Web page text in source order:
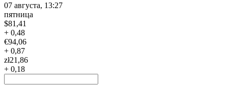
07 августа, 13:27
пятница
$81,41
+ 0,48
€94,06
+ 0,87
zł21,86
+ 0,18